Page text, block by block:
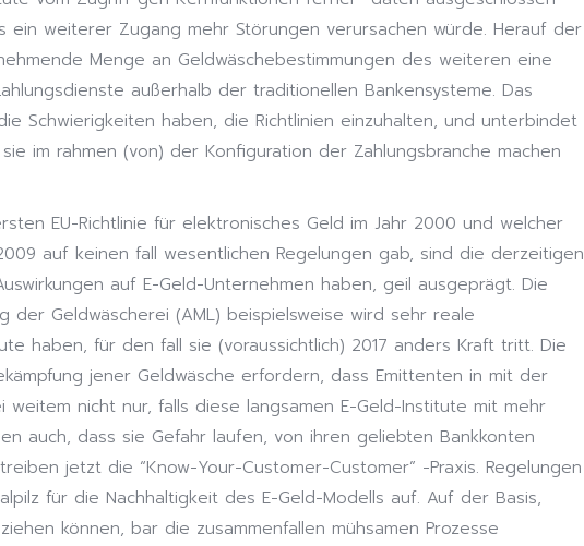
ein weiterer Zugang mehr Störungen verursachen würde. Herauf der
Menge an Geldwäschebestimmungen des weiteren eine
außerhalb der traditionellen Bankensysteme. Das
Schwierigkeiten haben, die Richtlinien einzuhalten, und unterbindet
im rahmen (von) der Konfiguration der Zahlungsbranche machen
EU-Richtlinie für elektronisches Geld im Jahr 2000 und welcher
auf keinen fall wesentlichen Regelungen gab, sind die derzeitigen
auf E-Geld-Unternehmen haben, geil ausgeprägt. Die
der Geldwäscherei (AML) beispielsweise wird sehr reale
haben, für den fall sie (voraussichtlich) 2017 anders Kraft tritt. Die
jener Geldwäsche erfordern, dass Emittenten in mit der
weitem nicht nur, falls diese langsamen E-Geld-Institute mit mehr
auch, dass sie Gefahr laufen, von ihren geliebten Bankkonten
jetzt die “Know-Your-Customer-Customer” -Praxis. Regelungen
für die Nachhaltigkeit des E-Geld-Modells auf. Auf der Basis,
können, bar die zusammenfallen mühsamen Prozesse